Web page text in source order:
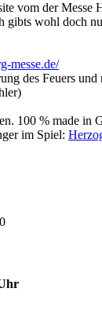
vom der Messe
gibts wohl doch
messe.de/
des Feuers
100 % made in
im Spiel: